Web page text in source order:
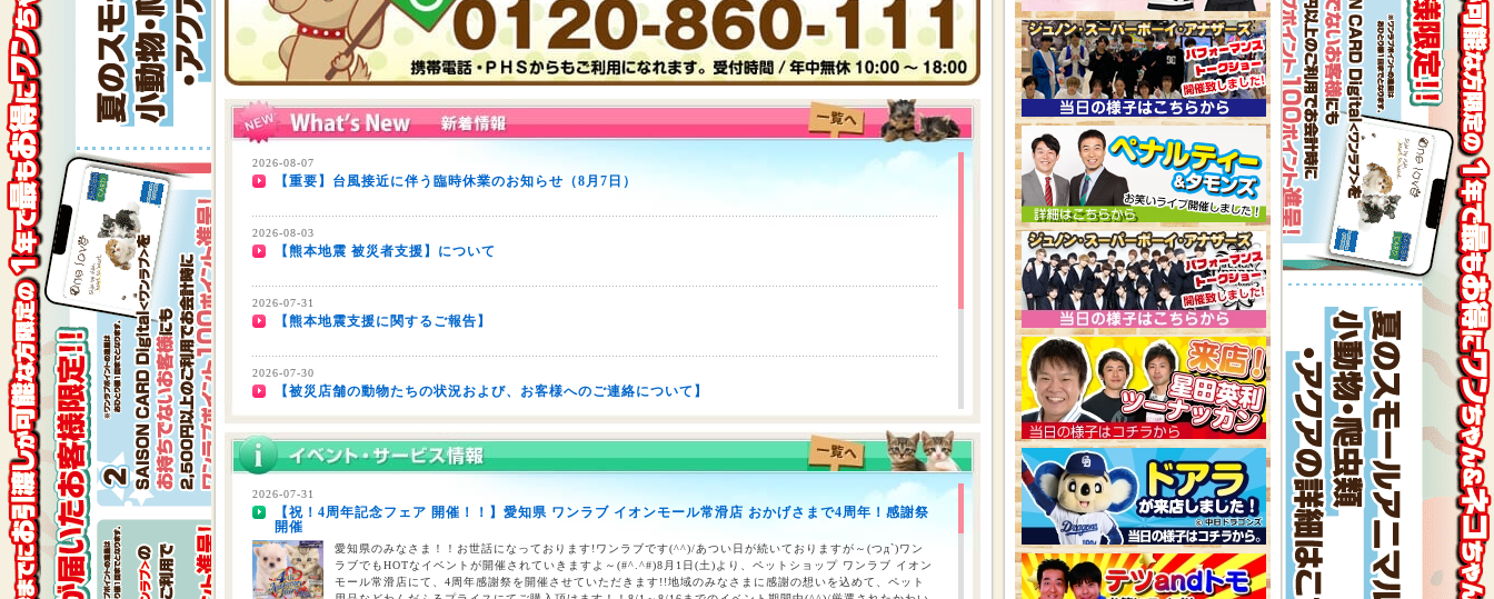
2026-08-07
【重要】台風接近に伴う臨時休業のお知らせ（8月7日）
2026-08-03
【熊本地震 被災者支援】について
2026-07-31
【熊本地震支援に関するご報告】
2026-07-30
【被災店舗の動物たちの状況および、お客様へのご連絡について】
2026-07-29
熊本県を中心とする地震について
2026-07-28
【重要】熊本地震に伴う臨時休業のお知らせ（合志店・光の森店・西熊本店・はません店・宇土店）
2026-07-31
【祝！4周年記念フェア 開催！！】愛知県 ワンラブ イオンモール常滑店 おかげさまで4周年！感謝祭
開催
愛知県のみなさま！！お世話になっております!ワンラブです(^^)/あつい日が続いておりますが～(つд`)ワン
ラブでもHOTなイベントが開催されていきますよ～(#^.^#)8月1日(土)より、ペットショップ ワンラブ イオン
モール常滑店にて、4周年感謝祭を開催させていただきます!!地域のみなさまに感謝の想いを込めて、ペット